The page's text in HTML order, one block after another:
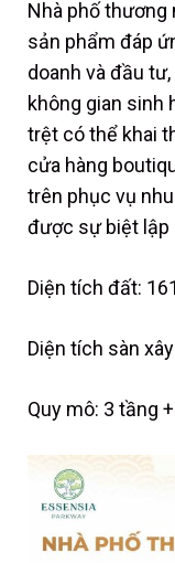
Nhà phố thương
sản phẩm đáp
doanh và đầu
không gian sinh
trệt có thể khai
cửa hàng
trên phục vụ
được sự biệt lập
Diện tích đất:
Diện tích sàn
Quy mô: 3 tầng